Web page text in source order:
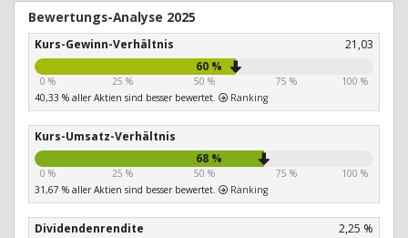
Bewertungs-Analyse 2025
Kurs-Gewinn-Verhältnis
21,03
60 %
0 % 25 % 50 % 75 %
100 %
40,33 % aller Aktien sind besser bewertet.
Ranking
Kurs-Umsatz-Verhältnis
68 %
0 % 25 % 50 % 75 %
100 %
31,67 % aller Aktien sind besser bewertet.
Ranking
Dividendenrendite
2,25 %